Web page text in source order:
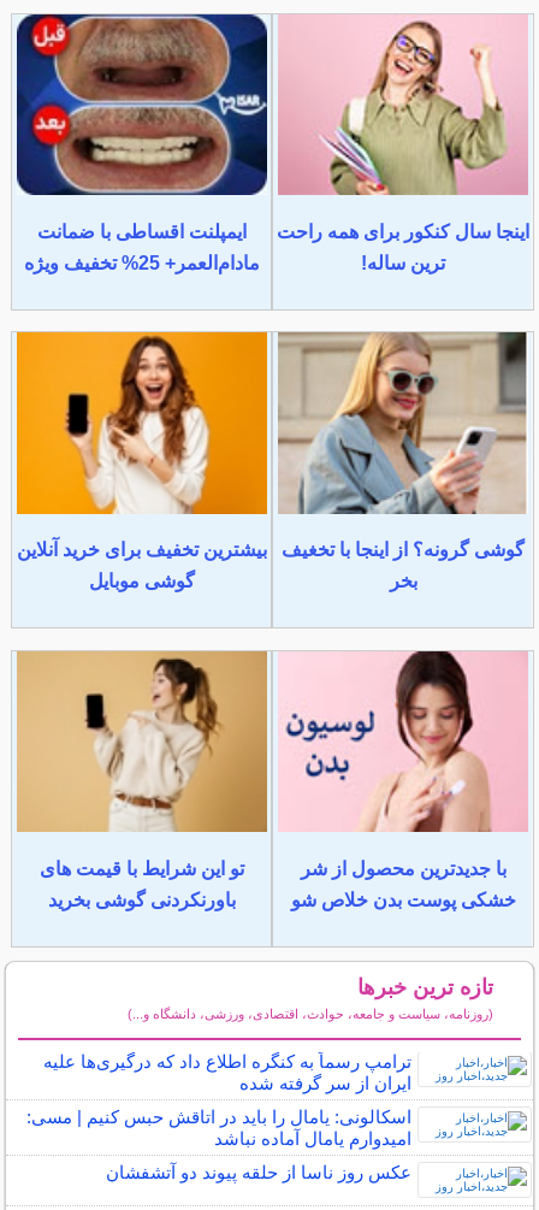
اینجا سال کنکور برای همه راحت
ترین ساله!
ایمپلنت اقساطی با ضمانت
مادام‌العمر+ 25% تخفیف ویژه
گوشی گرونه؟ از اینجا با تخغیف
بخر
بیشترین تخفیف برای خرید آنلاین
گوشی موبایل
با جدیدترین محصول از شر
خشکی پوست بدن خلاص شو
تو این شرایط با قیمت های
باورنکردنی گوشی بخرید
تازه ترین خبرها
(روزنامه، سیاست و جامعه، حوادث، اقتصادی، ورزشی، دانشگاه و...)
ترامپ رسماً به کنگره اطلاع داد که درگیری‌ها علیه
ایران از سر گرفته شده
اسکالونی: یامال را باید در اتاقش حبس کنیم | مسی:
امیدوارم یامال آماده نباشد
عکس روز ناسا از حلقه پیوند دو آتشفشان